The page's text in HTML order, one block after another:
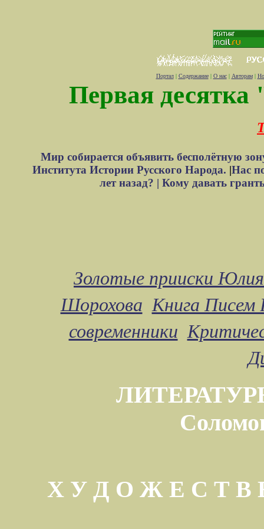
Портал| Содержание| О нас| Авторам|
Первая десятка
Мир собирается объявить бесполётную
Института Истории Русского Народа. |Нас
лет назад? | Кому давать
Золотые прииски
Шорохова Книга Писем
современники
Х У Д О Ж Е С Т